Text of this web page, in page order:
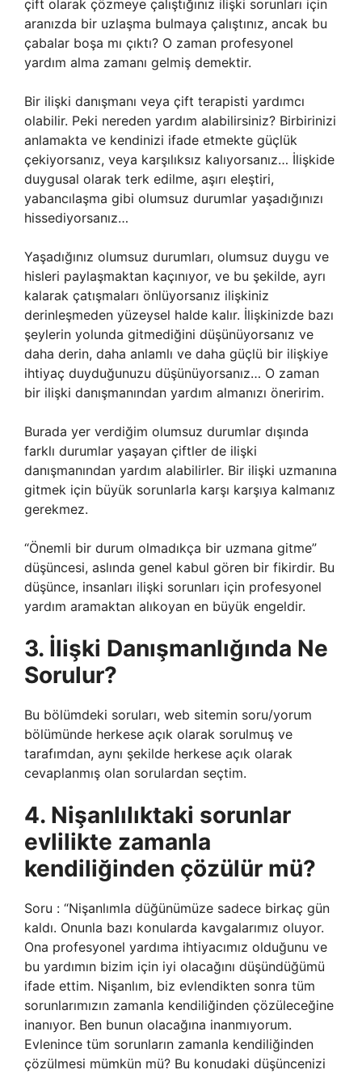
çift olarak çözmeye çalıştığınız ilişki sorunları için
aranızda bir uzlaşma bulmaya çalıştınız, ancak bu
çabalar boşa mı çıktı? O zaman profesyonel
yardım alma zamanı gelmiş demektir.
Bir ilişki danışmanı veya çift terapisti yardımcı
olabilir. Peki nereden yardım alabilirsiniz? Birbirinizi
anlamakta ve kendinizi ifade etmekte güçlük
çekiyorsanız, veya karşılıksız kalıyorsanız… İlişkide
duygusal olarak terk edilme, aşırı eleştiri,
yabancılaşma gibi olumsuz durumlar yaşadığınızı
hissediyorsanız…
Yaşadığınız olumsuz durumları, olumsuz duygu ve
hisleri paylaşmaktan kaçınıyor, ve bu şekilde, ayrı
kalarak çatışmaları önlüyorsanız ilişkiniz
derinleşmeden yüzeysel halde kalır. İlişkinizde bazı
şeylerin yolunda gitmediğini düşünüyorsanız ve
daha derin, daha anlamlı ve daha güçlü bir ilişkiye
ihtiyaç duyduğunuzu düşünüyorsanız… O zaman
bir ilişki danışmanından yardım almanızı öneririm.
Burada yer verdiğim olumsuz durumlar dışında
farklı durumlar yaşayan çiftler de ilişki
danışmanından yardım alabilirler. Bir ilişki uzmanına
gitmek için büyük sorunlarla karşı karşıya kalmanız
gerekmez.
“Önemli bir durum olmadıkça bir uzmana gitme”
düşüncesi, aslında genel kabul gören bir fikirdir. Bu
düşünce, insanları ilişki sorunları için profesyonel
yardım aramaktan alıkoyan en büyük engeldir.
3. İlişki Danışmanlığında Ne
Sorulur?
Bu bölümdeki soruları, web sitemin soru/yorum
bölümünde herkese açık olarak sorulmuş ve
tarafımdan, aynı şekilde herkese açık olarak
cevaplanmış olan sorulardan seçtim.
4. Nişanlılıktaki sorunlar
evlilikte zamanla
kendiliğinden çözülür mü?
Soru : “Nişanlımla düğünümüze sadece birkaç gün
kaldı. Onunla bazı konularda kavgalarımız oluyor.
Ona profesyonel yardıma ihtiyacımız olduğunu ve
bu yardımın bizim için iyi olacağını düşündüğümü
ifade ettim. Nişanlım, biz evlendikten sonra tüm
sorunlarımızın zamanla kendiliğinden çözüleceğine
inanıyor. Ben bunun olacağına inanmıyorum.
Evlenince tüm sorunların zamanla kendiliğinden
çözülmesi mümkün mü? Bu konudaki düşüncenizi